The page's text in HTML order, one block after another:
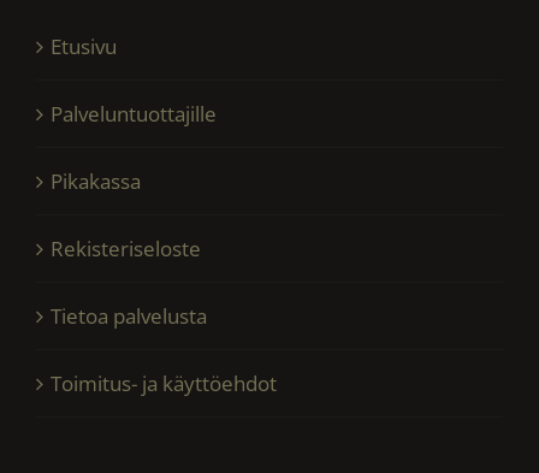
Etusivu
Palveluntuottajille
Pikakassa
Rekisteriseloste
Tietoa palvelusta
Toimitus- ja käyttöehdot